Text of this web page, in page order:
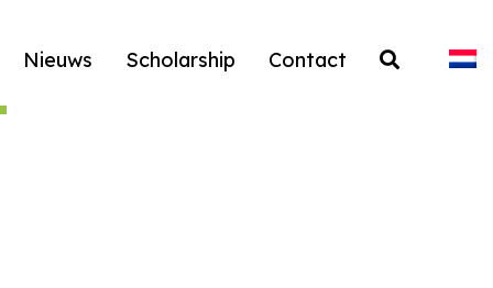
Nieuws Scholarship Contact